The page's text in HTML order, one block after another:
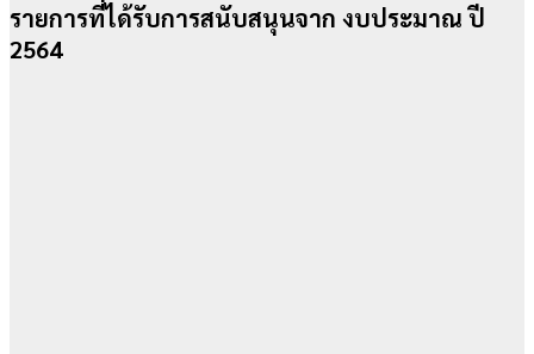
รายการที่ได้รับการสนับสนุนจาก งบประมาณ ปี
2564